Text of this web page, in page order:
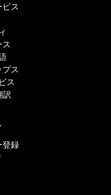
ス
ス
ス
訳
登録